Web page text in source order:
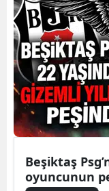
Beşiktaş
oyuncunun